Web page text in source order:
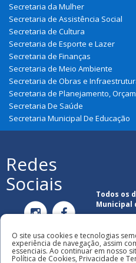
Secretaria da Mulher
Secretaria de Assistência Social
Secretaria de Cultura
Secretaria de Esporte e Lazer
Secretaria de Finanças
Secretaria de Meio Ambiente
Secretaria de Obras e
Secretaria de Planejamento,
Secretaria De Saúde
Secretaria Municipal De Educação
Redes
Sociais
Todos os
Municipal
O site usa cookies e tecnologias
experiência de navegação, assim
essenciais. Ao continuar em nosso
Política de Cookies, Privacidade e